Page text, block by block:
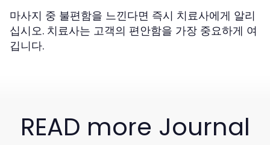
마사지 중 불편함을 느낀다면 즉시 치료사에게 알리
십시오. 치료사는 고객의 편안함을 가장 중요하게 여
깁니다.
READ more Journal